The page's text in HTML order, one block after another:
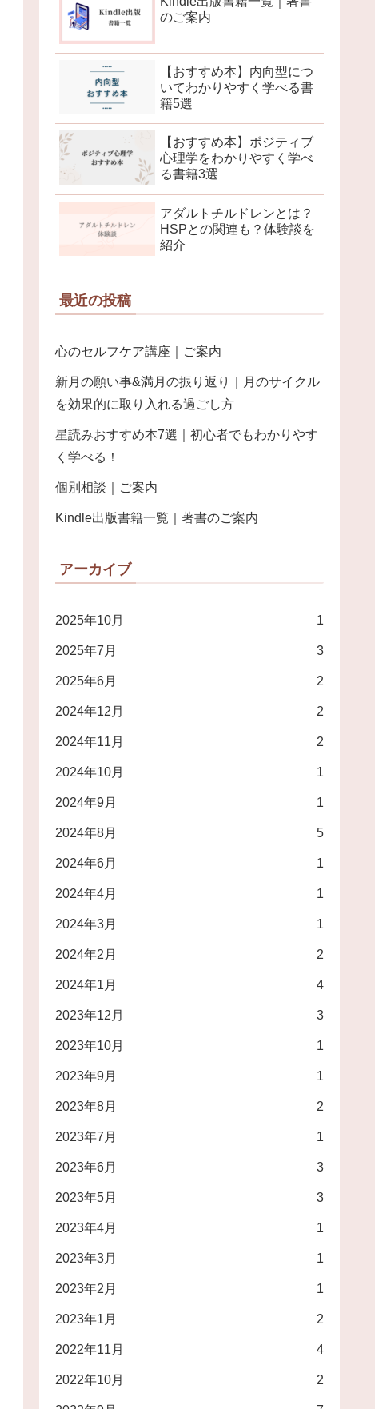
のご案内
【おすすめ本】内向型につ
いてわかりやすく学べる書
籍5選
【おすすめ本】ポジティブ
心理学をわかりやすく学べ
る書籍3選
アダルトチルドレンとは？
HSPとの関連も？体験談を
紹介
最近の投稿
心のセルフケア講座｜ご案内
新月の願い事&満月の振り返り｜月のサイクル
を効果的に取り入れる過ごし方
星読みおすすめ本7選｜初心者でもわかりやす
く学べる！
個別相談｜ご案内
Kindle出版書籍一覧｜著書のご案内
アーカイブ
2025年10月 1
2025年7月 3
2025年6月 2
2024年12月 2
2024年11月 2
2024年10月 1
2024年9月 1
2024年8月 5
2024年6月 1
2024年4月 1
2024年3月 1
2024年2月 2
2024年1月 4
2023年12月 3
2023年10月 1
2023年9月 1
2023年8月 2
2023年7月 1
2023年6月 3
2023年5月 3
2023年4月 1
2023年3月 1
2023年2月 1
2023年1月 2
2022年11月 4
2022年10月 2